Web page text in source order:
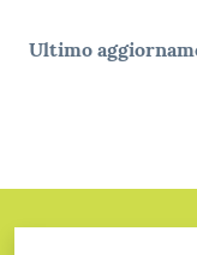
Ultimo